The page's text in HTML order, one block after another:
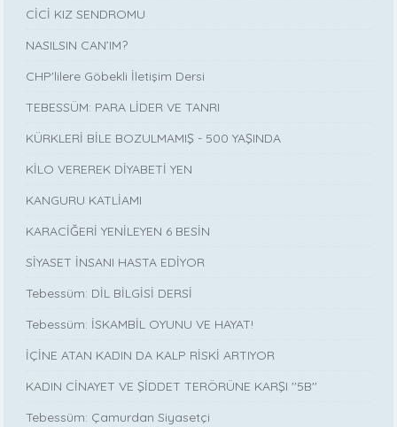
CİCİ KIZ SENDROMU
NASILSIN CAN’IM?
CHP'lilere Göbekli İletişim Dersi
TEBESSÜM: PARA LİDER VE TANRI
KÜRKLERİ BİLE BOZULMAMIŞ - 500 YAŞINDA
KİLO VEREREK DİYABETİ YEN
KANGURU KATLİAMI
KARACİĞERİ YENİLEYEN 6 BESİN
SİYASET İNSANI HASTA EDİYOR
Tebessüm: DİL BİLGİSİ DERSİ
Tebessüm: İSKAMBİL OYUNU VE HAYAT!
İÇİNE ATAN KADIN DA KALP RİSKİ ARTIYOR
KADIN CİNAYET VE ŞİDDET TERÖRÜNE KARŞI ''5B''
Tebessüm: Çamurdan Siyasetçi